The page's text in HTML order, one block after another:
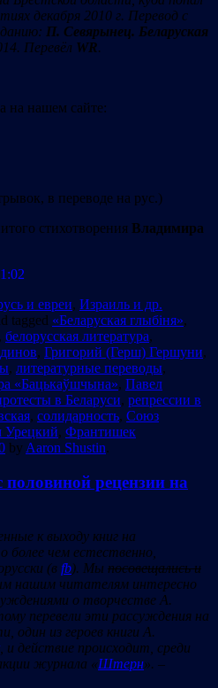
декабря 2010 г. Перевод с
П. Севярынец. Беларуская
Перевёл WR.
на нашем сайте:
в переводе на рус.)
стихотворения Владимира
и евреи, Израиль и др.
tagged «Беларуская глыбіня»,
, белорусская литература,
, Григорий (Герш) Гершуни,
, литературные переводы,
«Бацькаўшчына», Павел
в Беларуси, репрессии в
, солидарность, Союз
Урецкий, Франтишек
by Aaron Shustin.
рецензии на
к выходу книг на
более чем естественно,
(в fb). Мы посовещались и
нашим читателям интересно
о творчестве А.
перевели эти рассуждения на
один из героев книги А.
, и действие происходит, среди
журнала «Штерн». –